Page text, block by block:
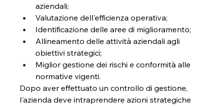
aziendali;
Valutazione dell'efficienza operativa;
Identificazione delle aree di miglioramento;
Allineamento delle attività aziendali agli
obiettivi strategici;
Miglior gestione dei rischi e conformità alle
normative vigenti.
Dopo aver effettuato un controllo di gestione,
l'azienda deve intraprendere azioni strategiche